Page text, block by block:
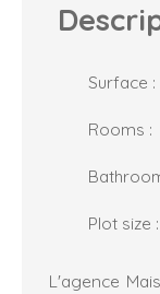
Surface :
Rooms :
Plot size :
L'agence